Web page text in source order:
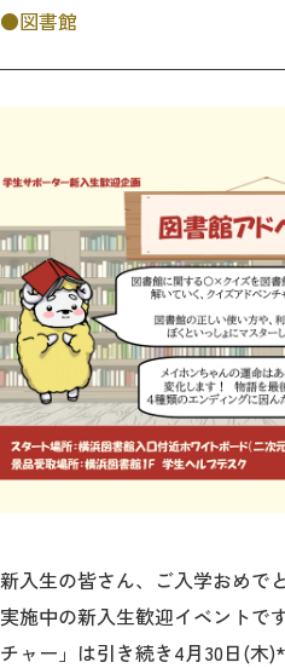
報道関係の方
明治学院大学について
教育
研究
学生生活
留学・国際交流
キャリア
ボランティア
生涯学習・社会連携
図書館
新入生の皆さん、ご入学おめで
実施中の新入生歓迎イベントで
チャー」は引き続き4月30日(木